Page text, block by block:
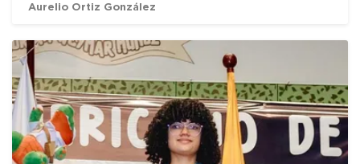
Aurelio Ortiz González